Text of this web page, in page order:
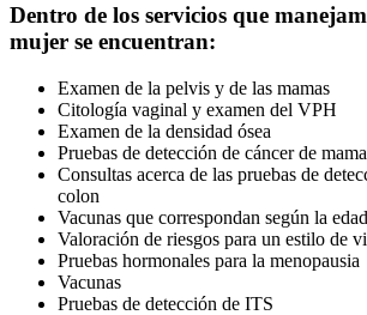
Dentro de los servicios que
mujer se encuentran:
Examen de la pelvis y de las mamas
Citología vaginal y examen del VPH
Examen de la densidad ósea
Pruebas de detección de cáncer de mama
Consultas acerca de las pruebas de
colon
Vacunas que correspondan según la edad
Valoración de riesgos para un estilo de
Pruebas hormonales para la menopausia
Vacunas
Pruebas de detección de ITS